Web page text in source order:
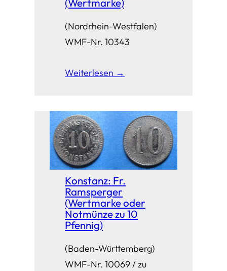
(Nordrhein-Westfalen)
WMF-Nr. 10343
Weiterlesen →
Konstanz: Fr.
Ramsperger
(Wertmarke oder
Notmünze zu 10
Pfennig)
(Baden-Württemberg)
WMF-Nr. 10069 / zu